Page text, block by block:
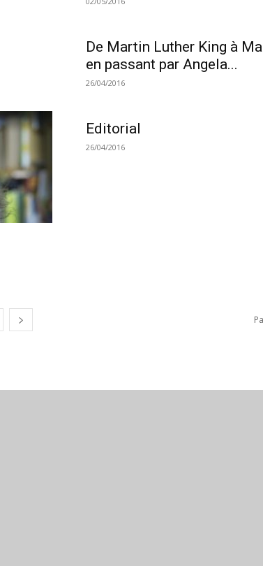
De Martin Luther King à
en passant par Angela...
26/04/2016
Editorial
26/04/2016